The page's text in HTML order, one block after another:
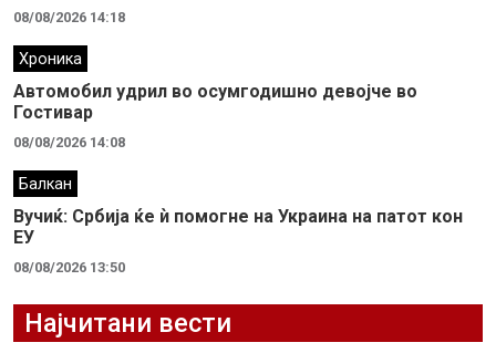
08/08/2026 14:18
Хроника
Автомобил удрил во осумгодишно девојче во
Гостивар
08/08/2026 14:08
Балкан
Вучиќ: Србија ќе ѝ помогне на Украина на патот кон
ЕУ
08/08/2026 13:50
Најчитани вести